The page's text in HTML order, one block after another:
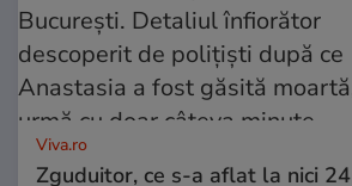
Viva.ro
Zguduitor, ce s-a aflat la nici 24